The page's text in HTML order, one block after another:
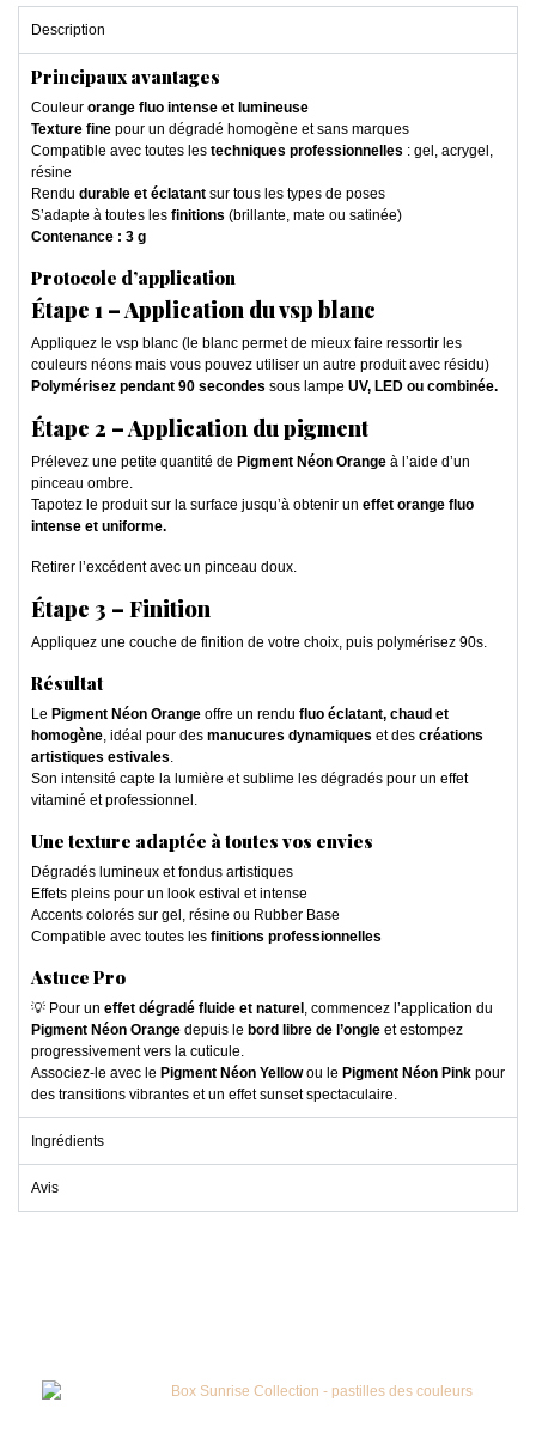
Description
Principaux avantages
Couleur orange fluo intense et lumineuse
Texture fine pour un dégradé homogène et sans marques
Compatible avec toutes les techniques professionnelles : gel, acrygel,
résine
Rendu durable et éclatant sur tous les types de poses
S’adapte à toutes les finitions (brillante, mate ou satinée)
Contenance : 3 g
Protocole d’application
Étape 1 – Application du vsp blanc
Appliquez le vsp blanc (le blanc permet de mieux faire ressortir les
couleurs néons mais vous pouvez utiliser un autre produit avec résidu)
Polymérisez pendant 90 secondes sous lampe UV, LED ou combinée.
Étape 2 – Application du pigment
Prélevez une petite quantité de Pigment Néon Orange à l’aide d’un
pinceau ombre.
Tapotez le produit sur la surface jusqu’à obtenir un effet orange fluo
intense et uniforme.
Retirer l’excédent avec un pinceau doux.
Étape 3 – Finition
Appliquez une couche de finition de votre choix, puis polymérisez 90s.
Résultat
Le Pigment Néon Orange offre un rendu fluo éclatant, chaud et
homogène, idéal pour des manucures dynamiques et des créations
artistiques estivales.
Son intensité capte la lumière et sublime les dégradés pour un effet
vitaminé et professionnel.
Une texture adaptée à toutes vos envies
Dégradés lumineux et fondus artistiques
Effets pleins pour un look estival et intense
Accents colorés sur gel, résine ou Rubber Base
Compatible avec toutes les finitions professionnelles
Astuce Pro
💡 Pour un effet dégradé fluide et naturel , commencez l’application du
Pigment Néon Orange depuis le bord libre de l’ongle et estompez
progressivement vers la cuticule.
Associez-le avec le Pigment Néon Yellowou le Pigment Néon Pink pour
des transitions vibrantes et un effet sunset spectaculaire.
Ingrédients
Avis